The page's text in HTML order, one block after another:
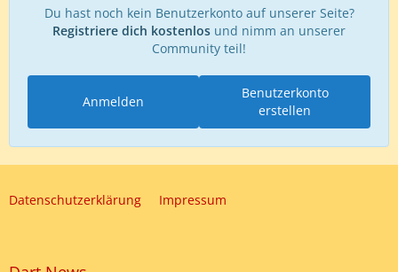
Du hast noch kein Benutzerkonto auf unserer Seite?
Registriere dich kostenlos und nimm an unserer
Community teil!
Benutzerkonto
erstellen
Anmelden
Datenschutzerklärung Impressum